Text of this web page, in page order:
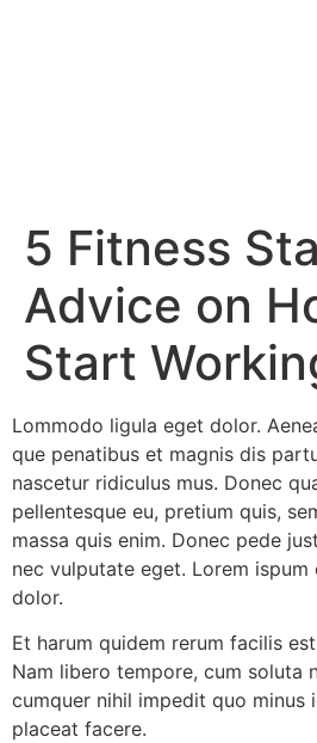
5 Fitness
Advice on
Start
Lommodo ligula eget dolor.
que penatibus et magnis dis
nascetur ridiculus mus. Donec
pellentesque eu, pretium quis,
massa quis enim. Donec pede
nec vulputate eget. Lorem
dolor.
Et harum quidem rerum facilis
Nam libero tempore, cum soluta
cumquer nihil impedit quo minus
placeat facere.